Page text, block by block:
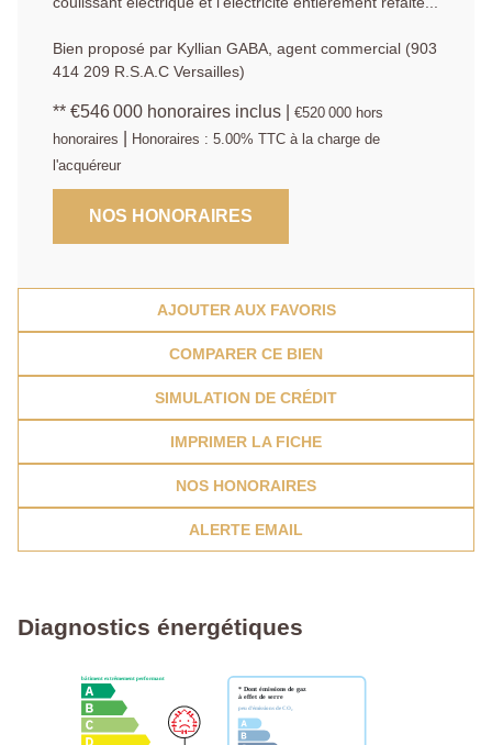
Bien proposé par Kyllian GABA, agent commercial (903
414 209 R.S.A.C Versailles)
** €546 000 honoraires inclus €520 000 hors
honoraires
Honoraires : 5.00% TTC à la charge de
l'acquéreur
NOS HONORAIRES
AJOUTER AUX FAVORIS
COMPARER CE BIEN
SIMULATION DE CRÉDIT
IMPRIMER LA FICHE
NOS HONORAIRES
ALERTE EMAIL
Diagnostics énergétiques